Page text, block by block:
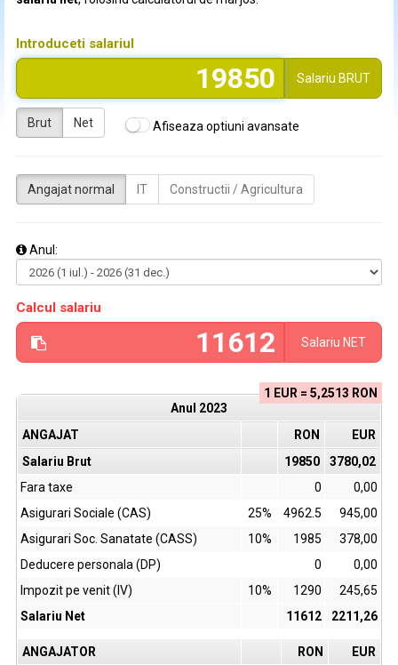
Introduceti salariul
Salariu BRUT
Brut Net Afiseaza optiuni avansate
Angajat normal IT Constructii / Agricultura
Anul:
Calcul salariu
Salariu NET
1 EUR = 5,2513 RON
Anul 2023
ANGAJAT
RON
EUR
Salariu Brut
19850
3780,02
Fara taxe
0
0,00
Asigurari Sociale (CAS)
25% 4962.5
945,00
Asigurari Soc. Sanatate (CASS)
10% 1985
378,00
Deducere personala (DP)
0
0,00
Impozit pe venit (IV)
10% 1290
245,65
Salariu Net
11612 2211,26
ANGAJATOR RON
EUR